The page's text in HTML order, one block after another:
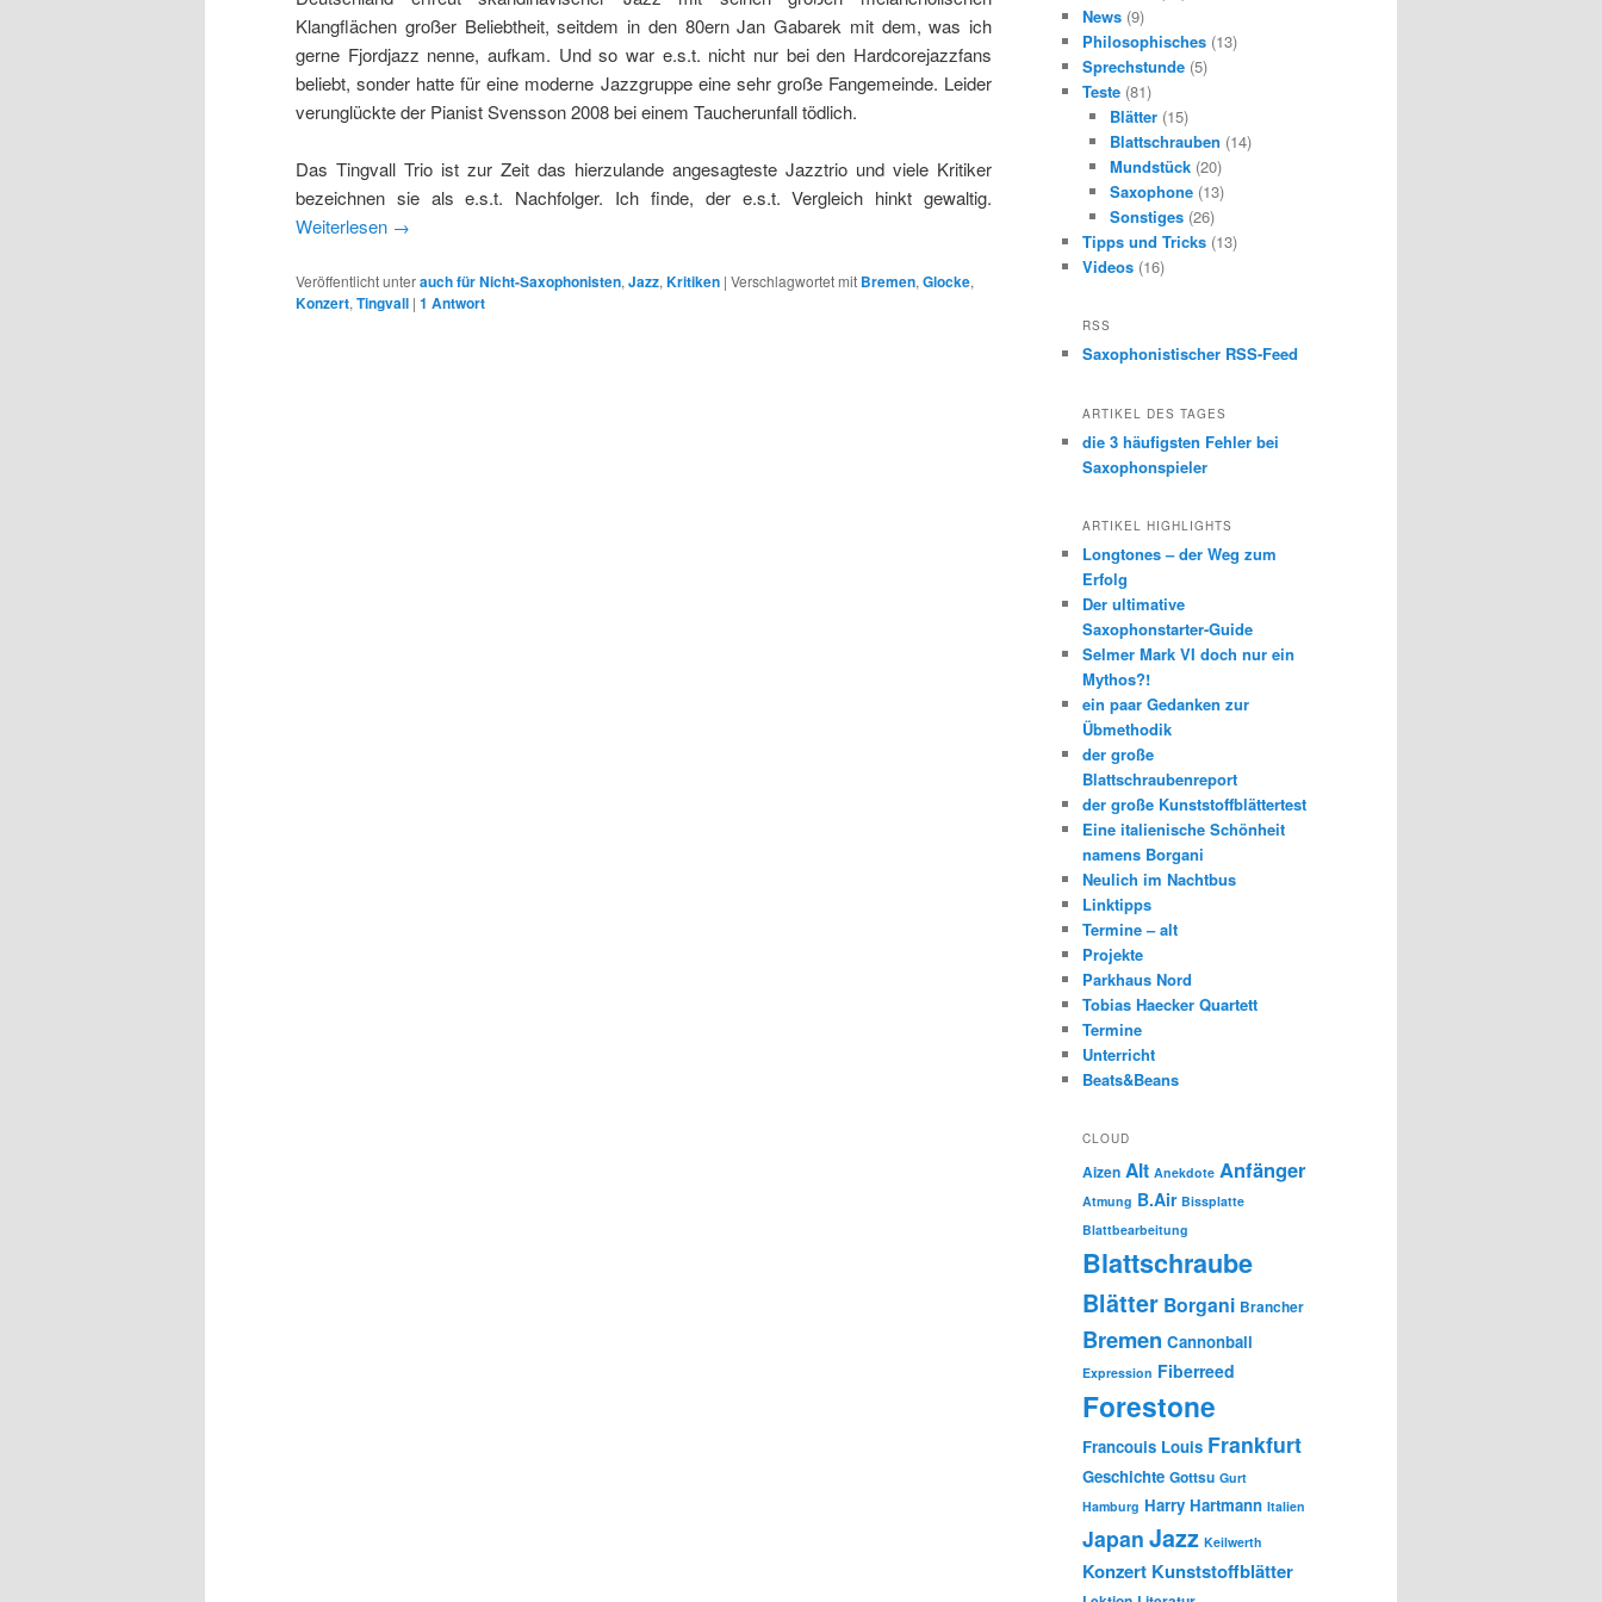
Klangflächen großer Beliebtheit, seitdem in den 80ern Jan Gabarek mit dem, was ich
gerne Fjordjazz nenne, aufkam. Und so war e.s.t. nicht nur bei den Hardcorejazzfans
beliebt, sonder hatte für eine moderne Jazzgruppe eine sehr große Fangemeinde. Leider
verunglückte der Pianist Svensson 2008 bei einem Taucherunfall tödlich.
Das Tingvall Trio ist zur Zeit das hierzulande angesagteste Jazztrio und viele Kritiker
bezeichnen sie als e.s.t. Nachfolger. Ich finde, der e.s.t. Vergleich hinkt gewaltig.
Weiterlesen →
Veröffentlicht unterauch für Nicht-Saxophonisten, Jazz, Kritiken | Verschlagwortet mit Bremen, Glocke,
Konzert, Tingvall | 1 Antwort
News (9)
Philosophisches (13)
Sprechstunde (5)
Teste (81)
Blätter(15)
Blattschrauben (14)
Mundstück(20)
Saxophone(13)
Sonstiges(26)
Tipps und Tricks (13)
Videos (16)
RSS
Saxophonistischer RSS-Feed
ARTIKEL DES TAGES
die 3 häufigsten Fehler bei
Saxophonspieler
ARTIKEL HIGHLIGHTS
Longtones – der Weg zum
Erfolg
Der ultimative
Saxophonstarter-Guide
Selmer Mark VI doch nur ein
Mythos?!
ein paar Gedanken zur
Übmethodik
der große
Blattschraubenreport
der große Kunststoffblättertest
Eine italienische Schönheit
namens Borgani
Neulich im Nachtbus
Linktipps
Termine – alt
Projekte
Parkhaus Nord
Tobias Haecker Quartett
Termine
Unterricht
Beats&Beans
CLOUD
Aizen Alt Anekdote Anfänger
Atmung B.Air Bissplatte
Blattbearbeitung
Blattschraube
Blätter Borgani Brancher
Bremen Cannonball
Expression Fiberreed
Forestone
Francouis Louis Frankfurt
Geschichte Gottsu Gurt
Hamburg Harry Hartmann Italien
Japan Jazz Keilwerth
Konzert Kunststoffblätter